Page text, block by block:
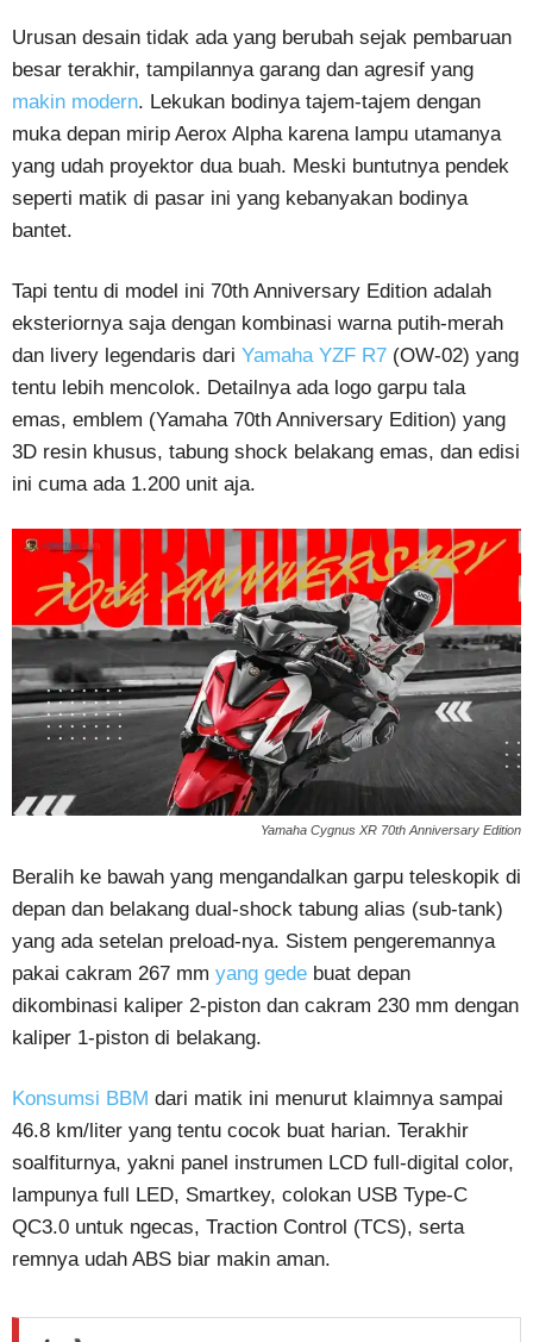
Urusan desain tidak ada yang berubah sejak pembaruan
besar terakhir, tampilannya garang dan agresif yang
makin modern. Lekukan bodinya tajem-tajem dengan
muka depan mirip Aerox Alpha karena lampu utamanya
yang udah proyektor dua buah. Meski buntutnya pendek
seperti matik di pasar ini yang kebanyakan bodinya
bantet.
Tapi tentu di model ini 70th Anniversary Edition adalah
eksteriornya saja dengan kombinasi warna putih-merah
dan livery legendaris dari Yamaha YZF R7 (OW-02) yang
tentu lebih mencolok. Detailnya ada logo garpu tala
emas, emblem (Yamaha 70th Anniversary Edition) yang
3D resin khusus, tabung shock belakang emas, dan edisi
ini cuma ada 1.200 unit aja.
Yamaha Cygnus XR 70th Anniversary Edition
Beralih ke bawah yang mengandalkan garpu teleskopik di
depan dan belakang dual-shock tabung alias (sub-tank)
yang ada setelan preload-nya. Sistem pengeremannya
pakai cakram 267 mm yang gede buat depan
dikombinasi kaliper 2-piston dan cakram 230 mm dengan
kaliper 1-piston di belakang.
Konsumsi BBM dari matik ini menurut klaimnya sampai
46.8 km/liter yang tentu cocok buat harian. Terakhir
soalfiturnya, yakni panel instrumen LCD full-digital color,
lampunya full LED, Smartkey, colokan USB Type-C
QC3.0 untuk ngecas, Traction Control (TCS), serta
remnya udah ABS biar makin aman.